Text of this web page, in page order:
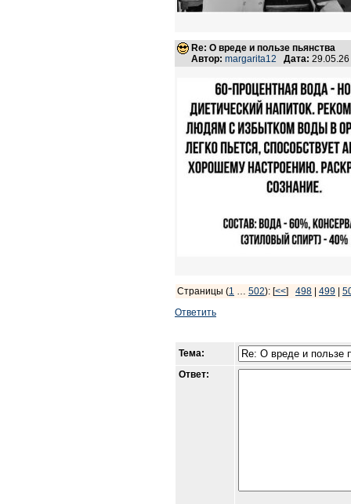
Re: О вреде и пользе пьянства
Автор: margarita12 Дата:
Страницы (1 … 502): [<<] 498 499
Ответить
Тема:
Ответ: